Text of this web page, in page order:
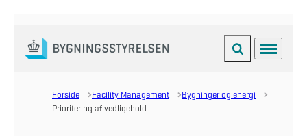
Gå til forsiden Fold søgefelt ud
Menu
Forside Facility Management
Bygninger og energi
Prioritering af vedligehold